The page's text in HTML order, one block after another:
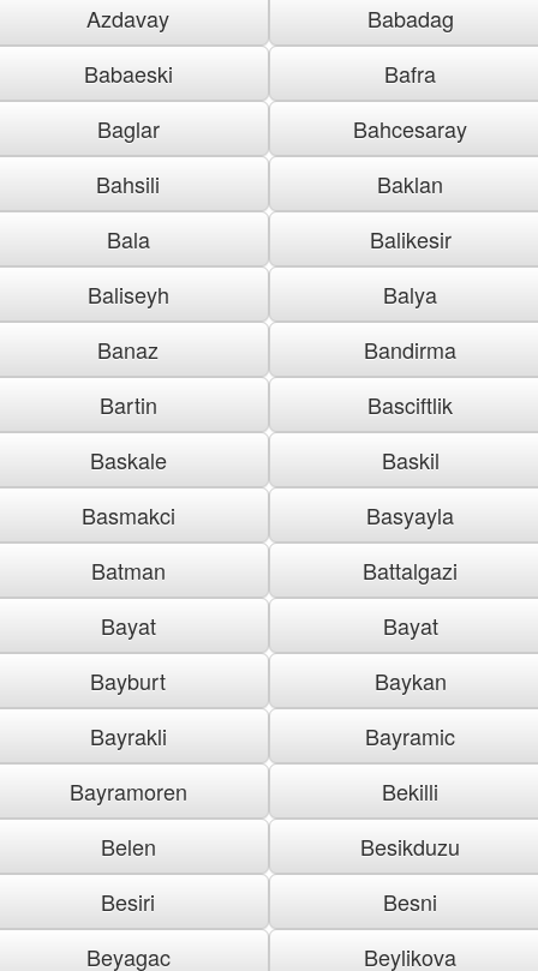
Azdavay
Babadag
Babaeski
Bafra
Baglar
Bahcesaray
Bahsili
Baklan
Bala
Balikesir
Baliseyh
Balya
Banaz
Bandirma
Bartin
Basciftlik
Baskale
Baskil
Basmakci
Basyayla
Batman
Battalgazi
Bayat
Bayat
Bayburt
Baykan
Bayrakli
Bayramic
Bayramoren
Bekilli
Belen
Besikduzu
Besiri
Besni
Beyagac
Beylikova